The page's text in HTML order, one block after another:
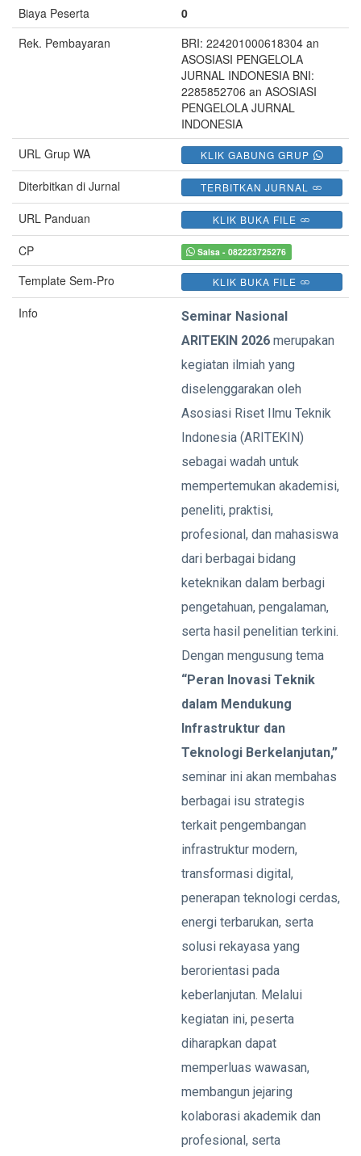
Biaya Peserta
0
Rek. Pembayaran
BRI: 224201000618304 an
ASOSIASI PENGELOLA
JURNAL INDONESIA BNI:
2285852706 an ASOSIASI
PENGELOLA JURNAL
INDONESIA
URL Grup WA
KLIK GABUNG GRUP
Diterbitkan di Jurnal TERBITKAN JURNAL
URL Panduan KLIK BUKA FILE
CP Salsa - 082223725276
Template Sem-Pro KLIK BUKA FILE
Info
Seminar Nasional
ARITEKIN 2026 merupakan
kegiatan ilmiah yang
diselenggarakan oleh
Asosiasi Riset Ilmu Teknik
Indonesia (ARITEKIN)
sebagai wadah untuk
mempertemukan akademisi,
peneliti, praktisi,
profesional, dan mahasiswa
dari berbagai bidang
keteknikan dalam berbagi
pengetahuan, pengalaman,
serta hasil penelitian terkini.
Dengan mengusung tema
“Peran Inovasi Teknik
dalam Mendukung
Infrastruktur dan
Teknologi Berkelanjutan,”
seminar ini akan membahas
berbagai isu strategis
terkait pengembangan
infrastruktur modern,
transformasi digital,
penerapan teknologi cerdas,
energi terbarukan, serta
solusi rekayasa yang
berorientasi pada
keberlanjutan. Melalui
kegiatan ini, peserta
diharapkan dapat
memperluas wawasan,
membangun jejaring
kolaborasi akademik dan
profesional, serta